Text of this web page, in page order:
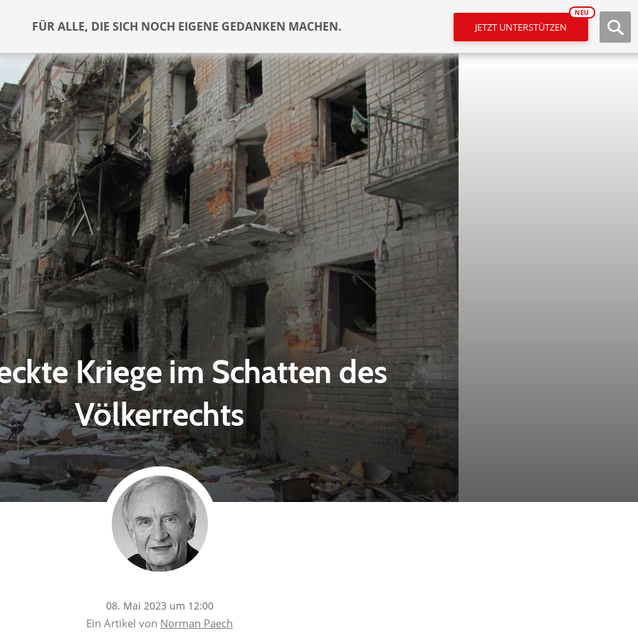
FÜR ALLE, DIE SICH NOCH EIGENE GEDANKEN MACHEN. JETZT UNTERSTÜTZEN
NEU
Kriege im Schatten des
Völkerrechts
08. Mai 2023 um 12:00
Ein Artikel von Norman Paech